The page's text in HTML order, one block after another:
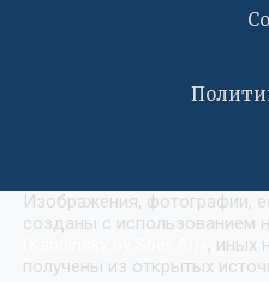
Изображения, фотографии,
созданы с использованием
, иных
получены из открытых